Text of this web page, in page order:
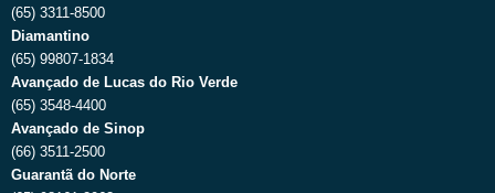
(65) 3311-8500
Diamantino
(65) 99807-1834
Avançado de Lucas do Rio Verde
(65) 3548-4400
Avançado de Sinop
(66) 3511-2500
Guarantã do Norte